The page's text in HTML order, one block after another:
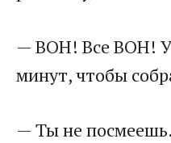
— ВОН! Все ВОН! У
минут, чтобы
— Ты не